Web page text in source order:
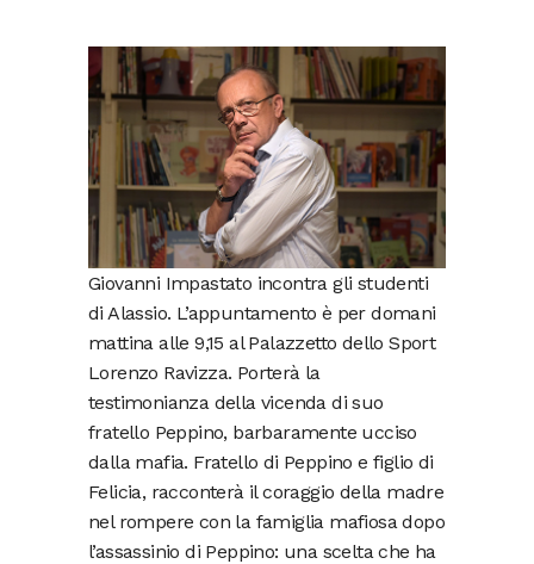
Giovanni Impastato incontra gli studenti
di Alassio. L’appuntamento è per domani
mattina alle 9,15 al Palazzetto dello Sport
Lorenzo Ravizza. Porterà la
testimonianza della vicenda di suo
fratello Peppino, barbaramente ucciso
dalla mafia. Fratello di Peppino e figlio di
Felicia, racconterà il coraggio della madre
nel rompere con la famiglia mafiosa dopo
l’assassinio di Peppino: una scelta che ha